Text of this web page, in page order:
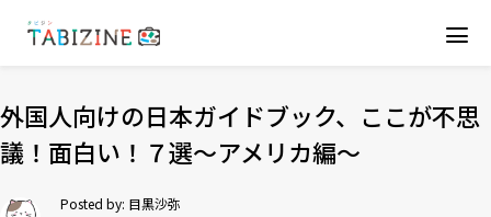
外国人向けの日本ガイドブック、ここが不思
議！面白い！７選〜アメリカ編〜
Posted by: 目黒沙弥